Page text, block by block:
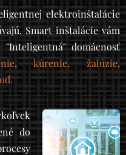
elektroinštalácie
Smart inštalácie vám
domácnosť
kúrenie, žalúzie,
do